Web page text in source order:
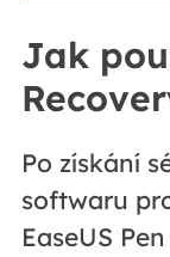
Jak
Po získání
softwaru
EaseUS